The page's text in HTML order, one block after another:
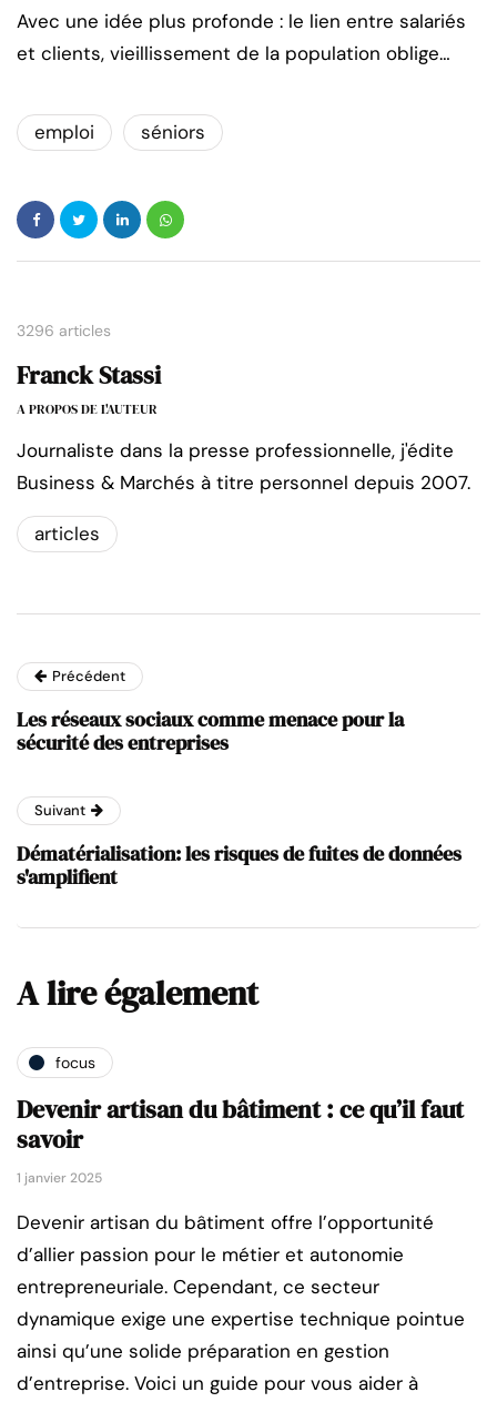
Avec une idée plus profonde : le lien entre salariés
et clients, vieillissement de la population oblige…
emploi séniors
3296 articles
Franck Stassi
A PROPOS DE L'AUTEUR
Journaliste dans la presse professionnelle, j'édite
Business & Marchés à titre personnel depuis 2007.
articles
Précédent
Les réseaux sociaux comme menace pour la
sécurité des entreprises
Suivant
Dématérialisation: les risques de fuites de données
s'amplifient
A lire également
focus
Devenir artisan du bâtiment : ce qu’il faut
savoir
1 janvier 2025
Devenir artisan du bâtiment offre l’opportunité
d’allier passion pour le métier et autonomie
entrepreneuriale. Cependant, ce secteur
dynamique exige une expertise technique pointue
ainsi qu’une solide préparation en gestion
d’entreprise. Voici un guide pour vous aider à